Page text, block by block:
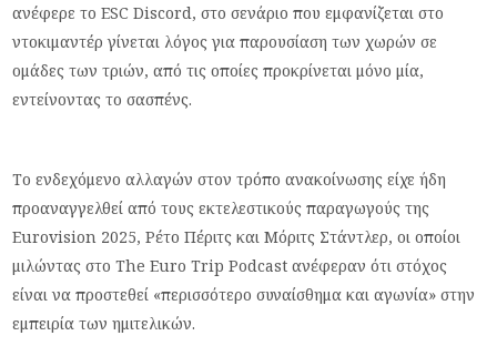
ανέφερε το ESC Discord, στο σενάριο που εμφανίζεται στο
ντοκιμαντέρ γίνεται λόγος για παρουσίαση των χωρών σε
ομάδες των τριών, από τις οποίες προκρίνεται μόνο μία,
εντείνοντας το σασπένς.
Το ενδεχόμενο αλλαγών στον τρόπο ανακοίνωσης είχε ήδη
προαναγγελθεί από τους εκτελεστικούς παραγωγούς της
Eurovision 2025, Ρέτο Πέριτς και Μόριτς Στάντλερ, οι οποίοι
μιλώντας στο The Euro Trip Podcast ανέφεραν ότι στόχος
είναι να προστεθεί «περισσότερο συναίσθημα και αγωνία» στην
εμπειρία των ημιτελικών.